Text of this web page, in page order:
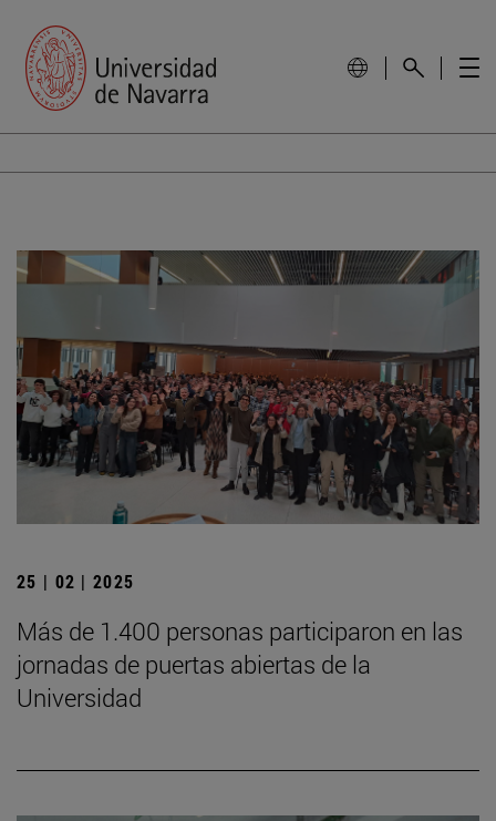
25 | 02 | 2025
Más de 1.400 personas participaron en las
jornadas de puertas abiertas de la
Universidad